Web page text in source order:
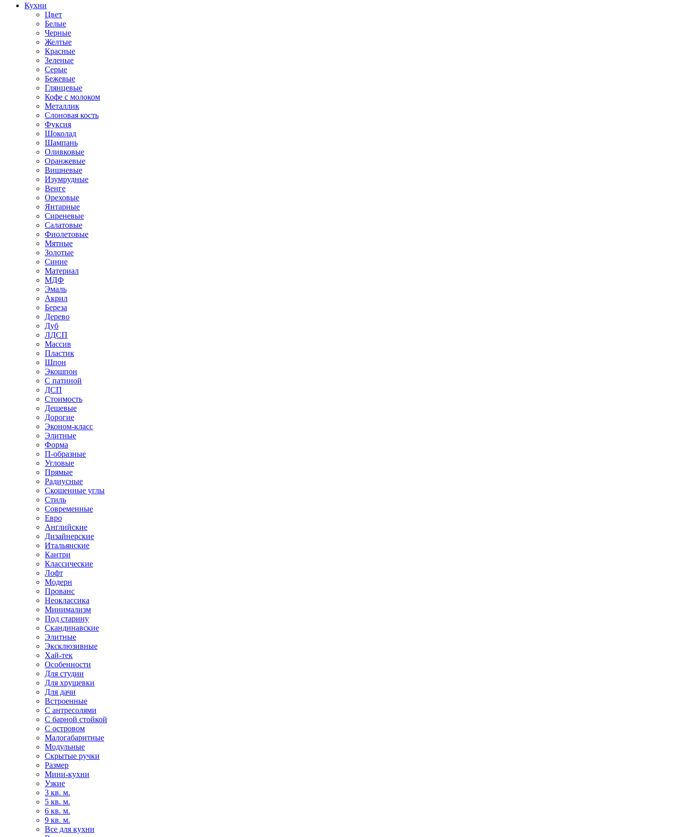
Кухни
Цвет
Белые
Черные
Желтые
Красные
Зеленые
Серые
Бежевые
Глянцевые
Кофе с молоком
Металлик
Слоновая кость
Фуксия
Шоколад
Шампань
Оливковые
Оранжевые
Вишневые
Изумрудные
Венге
Ореховые
Янтарные
Сиреневые
Салатовые
Фиолетовые
Мятные
Золотые
Синие
Материал
МДФ
Эмаль
Акрил
Береза
Дерево
Дуб
ЛДСП
Массив
Пластик
Шпон
Экошпон
С патиной
ДСП
Стоимость
Дешевые
Дорогие
Эконом-класс
Элитные
Форма
П-образные
Угловые
Прямые
Радиусные
Скошенные углы
Стиль
Современные
Евро
Английские
Дизайнерские
Итальянские
Кантри
Классические
Лофт
Модерн
Прованс
Неоклассика
Минимализм
Под старину
Скандинавские
Элитные
Эксклюзивные
Хай-тек
Особенности
Для студии
Для хрущевки
Для дачи
Встроенные
С антресолями
С барной стойкой
С островом
Малогабаритные
Модульные
Скрытые ручки
Размер
Мини-кухни
Узкие
3 кв. м.
5 кв. м.
6 кв. м.
9 кв. м.
Все для кухни